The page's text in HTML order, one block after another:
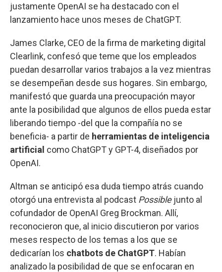
justamente OpenAI se ha destacado con el
lanzamiento hace unos meses de ChatGPT.
James Clarke, CEO de la firma de marketing digital
Clearlink, confesó que teme que los empleados
puedan desarrollar varios trabajos a la vez mientras
se desempeñan desde sus hogares. Sin embargo,
manifestó que guarda una preocupación mayor
ante la posibilidad que algunos de ellos pueda estar
liberando tiempo -del que la compañía no se
beneficia- a partir de herramientas de inteligencia
artificial como ChatGPT y GPT-4, diseñados por
OpenAI.
Altman se anticipó esa duda tiempo atrás cuando
otorgó una entrevista al podcast Possible junto al
cofundador de OpenAI Greg Brockman. Allí,
reconocieron que, al inicio discutieron por varios
meses respecto de los temas a los que se
dedicarían los chatbots de ChatGPT. Habían
analizado la posibilidad de que se enfocaran en